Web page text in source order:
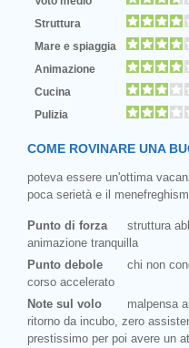
Struttura
Mare e spiaggia
Animazione
Cucina
Pulizia
COME ROVINARE UNA
poteva essere un'ottima
poca serietà e il
Punto di forza
struttura
animazione tranquilla
Punto debole
chi non
corso accelerato
Note sul volo
malpensa
ritorno da incubo, zero
prestissimo per poi avere un